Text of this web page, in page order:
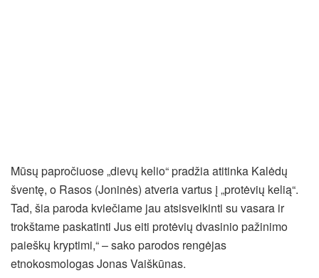
Mūsų papročiuose „dievų kelio“ pradžia atitinka Kalėdų
šventę, o Rasos (Joninės) atveria vartus į „protėvių kelią“.
Tad, šia paroda kviečiame jau atsisveikinti su vasara ir
trokštame paskatinti Jus eiti protėvių dvasinio pažinimo
paieškų kryptimi,“ – sako parodos rengėjas
etnokosmologas Jonas Vaiškūnas.